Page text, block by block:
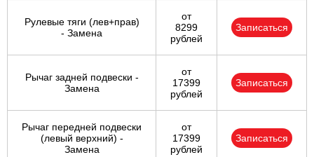
Рулевые тяги (лев+прав)
- Замена
от
8299
рублей
Записаться
Рычаг задней подвески -
Замена
от
17399
рублей
Записаться
Рычаг передней подвески
(левый верхний) -
Замена
от
17399
рублей
Записаться